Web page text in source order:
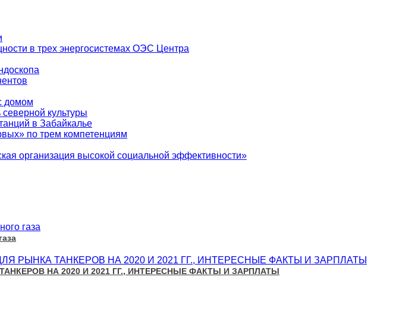
в трех энергосистемах ОЭС Центра
домом
культуры
в Забайкалье
по трем компетенциям
организация высокой социальной эффективности»
НА 2020 И 2021 ГГ., ИНТЕРЕСНЫЕ ФАКТЫ И ЗАРПЛАТЫ